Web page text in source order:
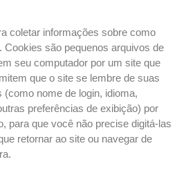
coletar informações sobre como
Cookies são pequenos arquivos de
seu computador por um site que
que o site se lembre de suas
(como nome de login, idioma,
preferências de exibição) por
para que você não precise digitá-las
retornar ao site ou navegar de